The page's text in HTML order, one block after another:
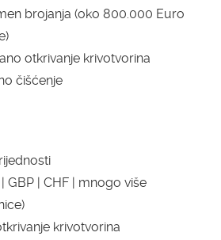
brojanja (oko 800.000 Euro
otkrivanje krivotvorina
čišćenje
GBP | CHF | mnogo više
krivotvorina